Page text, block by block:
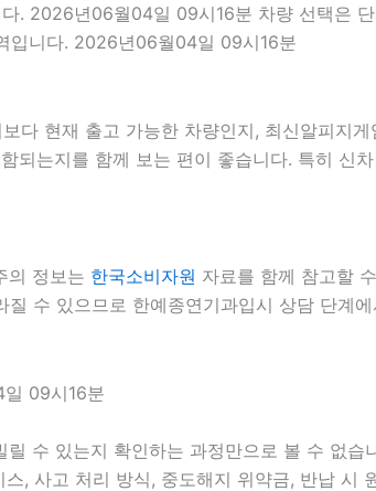
. 2026년06월04일 09시16분 차량 선택은
입니다. 2026년06월04일 09시16분
다 현재 출고 가능한 차량인지, 최신알피지
되는지를 함께 보는 편이 좋습니다. 특히
의 정보는 한국소비자원 자료를 함께 참고할
수 있으므로 한예종연기과입시 상담 단
09시16분
수 있는지 확인하는 과정만으로 볼 수 없
, 사고 처리 방식, 중도해지 위약금, 반납